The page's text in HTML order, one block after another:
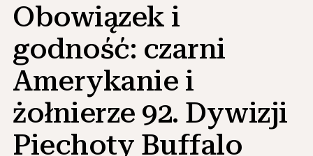
Narzędzia w klasie
Kursy
Instytuty
Nauczanie umiejętności badawczych
Doradzanie studentom NHD
Obowiązek i
godność: czarni
Amerykanie i
żołnierze 92. Dywizji
Piechoty Buffalo